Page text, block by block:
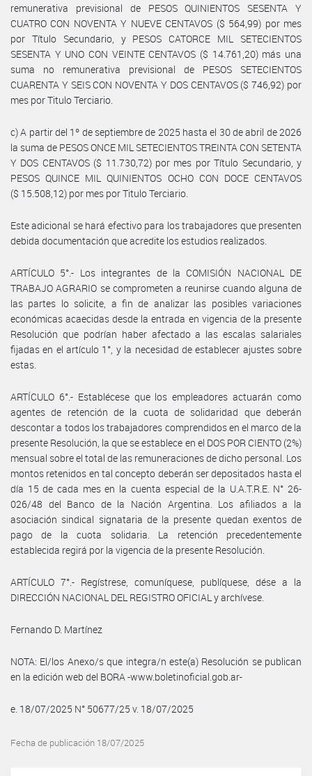
remunerativa previsional de PESOS QUINIENTOS SESENTA Y
CUATRO CON NOVENTA Y NUEVE CENTAVOS ($ 564,99) por mes
por Título Secundario, y PESOS CATORCE MIL SETECIENTOS
SESENTA Y UNO CON VEINTE CENTAVOS ($ 14.761,20) más una
suma no remunerativa previsional de PESOS SETECIENTOS
CUARENTA Y SEIS CON NOVENTA Y DOS CENTAVOS ($ 746,92) por
mes por Titulo Terciario.
c) A partir del 1º de septiembre de 2025 hasta el 30 de abril de 2026
la suma de PESOS ONCE MIL SETECIENTOS TREINTA CON SETENTA
Y DOS CENTAVOS ($ 11.730,72) por mes por Título Secundario, y
PESOS QUINCE MIL QUINIENTOS OCHO CON DOCE CENTAVOS
($ 15.508,12) por mes por Titulo Terciario.
Este adicional se hará efectivo para los trabajadores que presenten
debida documentación que acredite los estudios realizados.
ARTÍCULO 5°.- Los integrantes de la COMISIÓN NACIONAL DE
TRABAJO AGRARIO se comprometen a reunirse cuando alguna de
las partes lo solicite, a fin de analizar las posibles variaciones
económicas acaecidas desde la entrada en vigencia de la presente
Resolución que podrían haber afectado a las escalas salariales
fijadas en el artículo 1°, y la necesidad de establecer ajustes sobre
estas.
ARTÍCULO 6°.- Establécese que los empleadores actuarán como
agentes de retención de la cuota de solidaridad que deberán
descontar a todos los trabajadores comprendidos en el marco de la
presente Resolución, la que se establece en el DOS POR CIENTO (2%)
mensual sobre el total de las remuneraciones de dicho personal. Los
montos retenidos en tal concepto deberán ser depositados hasta el
día 15 de cada mes en la cuenta especial de la U.A.T.R.E. N° 26-
026/48 del Banco de la Nación Argentina. Los afiliados a la
asociación sindical signataria de la presente quedan exentos de
pago de la cuota solidaria. La retención precedentemente
establecida regirá por la vigencia de la presente Resolución.
ARTÍCULO 7°.- Regístrese, comuníquese, publíquese, dése a la
DIRECCIÓN NACIONAL DEL REGISTRO OFICIAL y archívese.
Fernando D. Martínez
NOTA: El/los Anexo/s que integra/n este(a) Resolución se publican
en la edición web del BORA -www.boletinoficial.gob.ar-
e. 18/07/2025 N° 50677/25 v. 18/07/2025
Fecha de publicación 18/07/2025